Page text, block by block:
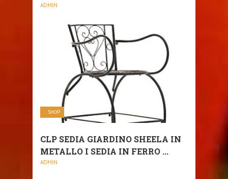
ADMIN
SHOP
CLP SEDIA GIARDINO SHEELA IN
METALLO I SEDIA IN FERRO ...
ADMIN